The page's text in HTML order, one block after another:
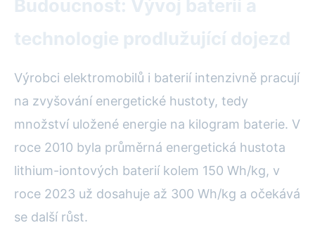
Budoucnost: Vývoj baterií a
technologie prodlužující dojezd
Výrobci elektromobilů i baterií intenzivně pracují
na zvyšování energetické hustoty, tedy
množství uložené energie na kilogram baterie. V
roce 2010 byla průměrná energetická hustota
lithium-iontových baterií kolem 150 Wh/kg, v
roce 2023 už dosahuje až 300 Wh/kg a očekává
se další růst.